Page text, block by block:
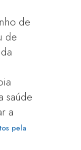
de
de
saúde
a
pela